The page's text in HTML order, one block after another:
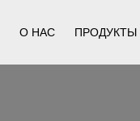
О НАС ПРОДУКТЫ